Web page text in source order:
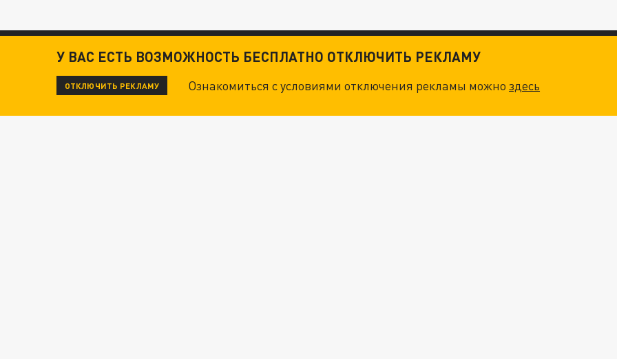
У ВАС ЕСТЬ ВОЗМОЖНОСТЬ БЕСПЛАТНО ОТКЛЮЧИТЬ РЕКЛАМУ
ОТКЛЮЧИТЬ РЕКЛАМУ Ознакомиться с условиями отключения рекламы можноздесь